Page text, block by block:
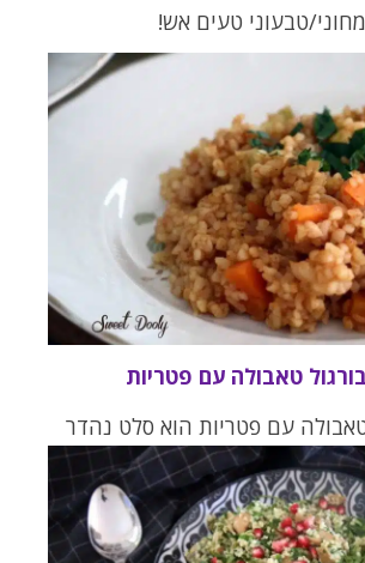
טבעוני טעים אש!
טאבולה עם פטריות
עם פטריות הוא סלט נהדר